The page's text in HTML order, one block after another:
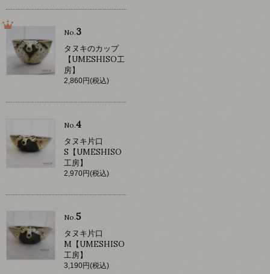
No.3
タヌキのカップ
【UMESHISO工
房】
2,860円(税込)
No.4
タヌキ片口
S【UMESHISO
工房】
2,970円(税込)
No.5
タヌキ片口
M【UMESHISO
工房】
3,190円(税込)